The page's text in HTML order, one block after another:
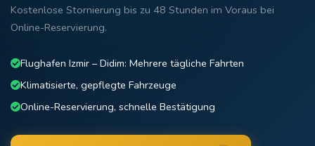
Kostenlose Stornierung bis zu 48 Stunden im Voraus bei
Online-Reservierung.
Flughafen Izmir – Didim: Mehrere tägliche Fahrten
Klimatisierte, gepflegte Fahrzeuge
Online-Reservierung, schnelle Bestätigung